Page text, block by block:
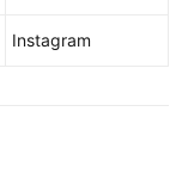
Instagram